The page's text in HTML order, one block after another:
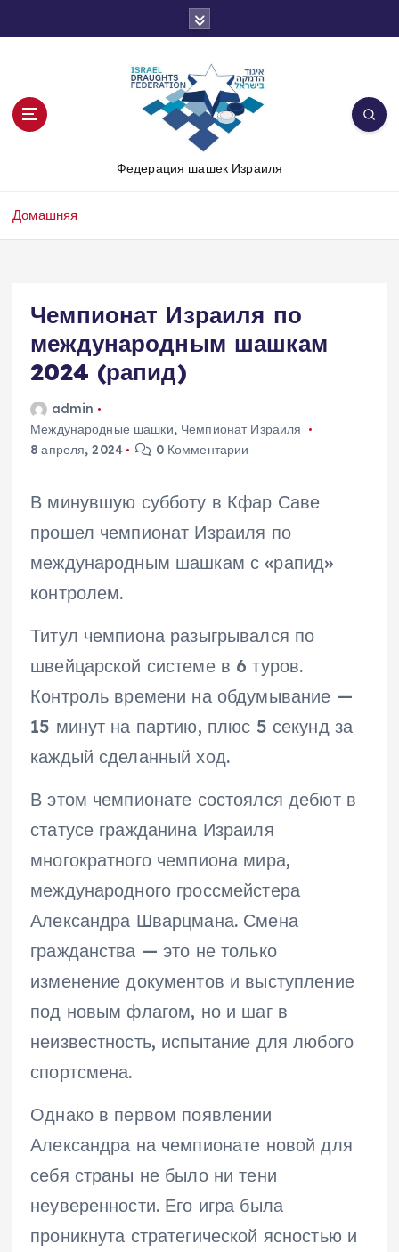
Федерация шашек Израиля
Домашняя
Чемпионат Израиля по
международным шашкам
2024 (рапид)
admin
Международные шашки, Чемпионат Израиля
8 апреля, 2024
0 Комментарии
В минувшую субботу в Кфар Саве
прошел чемпионат Израиля по
международным шашкам с «рапид»
контролем.
Титул чемпиона разыгрывался по
швейцарской системе в 6 туров.
Контроль времени на обдумывание —
15 минут на партию, плюс 5 секунд за
каждый сделанный ход.
В этом чемпионате состоялся дебют в
статусе гражданина Израиля
многократного чемпиона мира,
международного гроссмейстера
Александра Шварцмана. Смена
гражданства — это не только
изменение документов и выступление
под новым флагом, но и шаг в
неизвестность, испытание для любого
спортсмена.
Однако в первом появлении
Александра на чемпионате новой для
себя страны не было ни тени
неуверенности. Его игра была
проникнута стратегической ясностью и